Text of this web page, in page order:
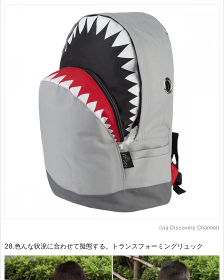
(via Discovery Channel)
28.色んな状況に合わせて擬態する。トランスフォーミングリュック